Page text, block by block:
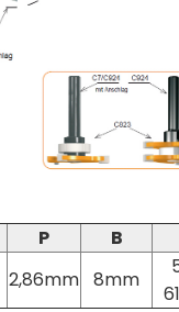
P
B
2,86mm 8mm